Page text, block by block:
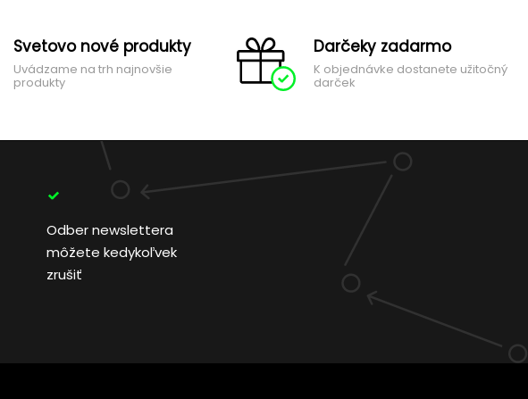
Svetovo nové produkty
Uvádzame na trh najnovšie
produkty
Darčeky zadarmo
K objednávke dostanete užitočný
darček
Odber newslettera
môžete kedykoľvek
zrušiť